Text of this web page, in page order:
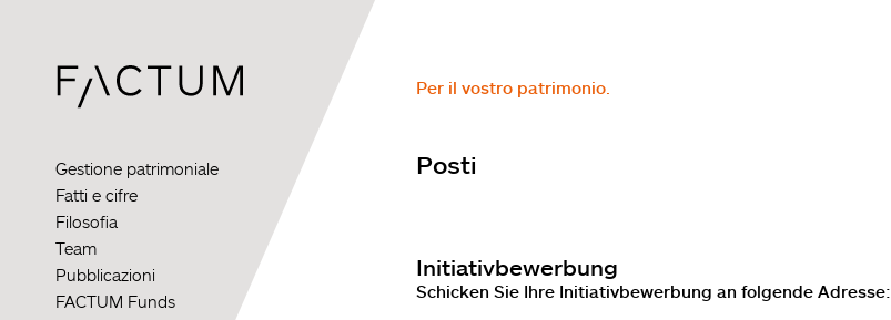
Gestione patrimoniale
Fatti e cifre
Filosofia
Team
Pubblicazioni
FACTUM Funds
Per il vostro patrimonio.
Posti
Initiativbewerbung
Schicken Sie Ihre Initiativbewerbung an folgende Adresse: